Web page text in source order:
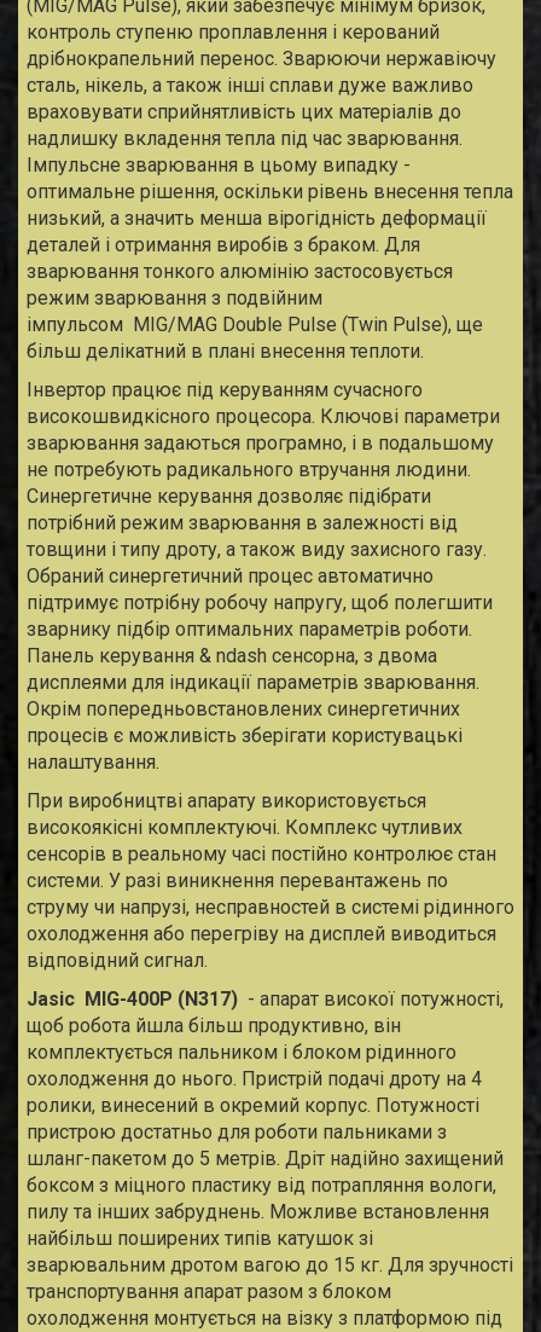
(MIG/MAG Pulse), який забезпечує мінімум бризок,
контроль ступеню проплавлення і керований
дрібнокрапельний перенос. Зварюючи нержавіючу
сталь, нікель, а також інші сплави дуже важливо
враховувати сприйнятливість цих матеріалів до
надлишку вкладення тепла під час зварювання.
Імпульсне зварювання в цьому випадку -
оптимальне рішення, оскільки рівень внесення тепла
низький, а значить менша вірогідність деформації
деталей і отримання виробів з браком. Для
зварювання тонкого алюмінію застосовується
режим зварювання з подвійним
імпульсом MIG/MAG Double Pulse (Twin Pulse), ще
більш делікатний в плані внесення теплоти.
Інвертор працює під керуванням сучасного
високошвидкісного процесора. Ключові параметри
зварювання задаються програмно, і в подальшому
не потребують радикального втручання людини.
Синергетичне керування дозволяє підібрати
потрібний режим зварювання в залежності від
товщини і типу дроту, а також виду захисного газу.
Обраний синергетичний процес автоматично
підтримує потрібну робочу напругу, щоб полегшити
зварнику підбір оптимальних параметрів роботи.
Панель керування & ndash сенсорна, з двома
дисплеями для індикації параметрів зварювання.
Окрім попередньовстановлених синергетичних
процесів є можливість зберігати користувацькі
налаштування.
При виробництві апарату використовується
високоякісні комплектуючі. Комплекс чутливих
сенсорів в реальному часі постійно контролює стан
системи. У разі виникнення перевантажень по
струму чи напрузі, несправностей в системі рідинного
охолодження або перегріву на дисплей виводиться
відповідний сигнал.
Jasic MIG-400P (N317) - апарат високої потужності,
щоб робота йшла більш продуктивно, він
комплектується пальником і блоком рідинного
охолодження до нього. Пристрій подачі дроту на 4
ролики, винесений в окремий корпус. Потужності
пристрою достатньо для роботи пальниками з
шланг-пакетом до 5 метрів. Дріт надійно захищений
боксом з міцного пластику від потрапляння вологи,
пилу та інших забруднень. Можливе встановлення
найбільш поширених типів катушок зі
зварювальним дротом вагою до 15 кг. Для зручності
транспортування апарат разом з блоком
охолодження монтується на візку з платформою під